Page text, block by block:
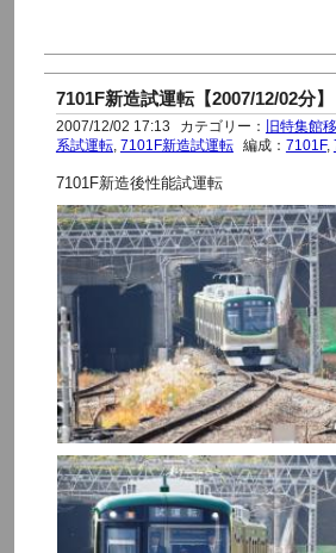
7101F新造試運転【2007/12/02分】
2007/12/02 17:13 カテゴリー： 旧特集館
系試運転, 7101F新造試運転 編成： 7101F,
7101F新造後性能試運転